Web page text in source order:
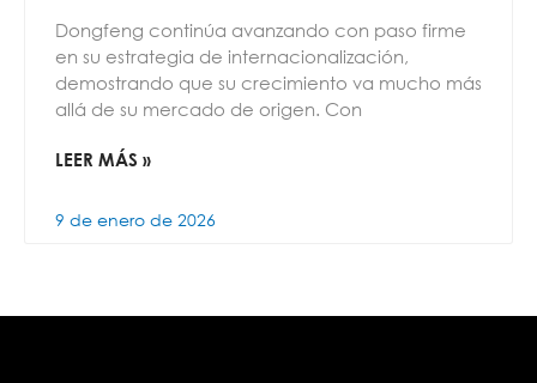
Dongfeng continúa avanzando con paso firme
en su estrategia de internacionalización,
demostrando que su crecimiento va mucho más
allá de su mercado de origen. Con
LEER MÁS »
9 de enero de 2026